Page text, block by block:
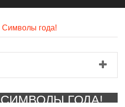
Символы года!
СИМВОЛЫ ГОДА!